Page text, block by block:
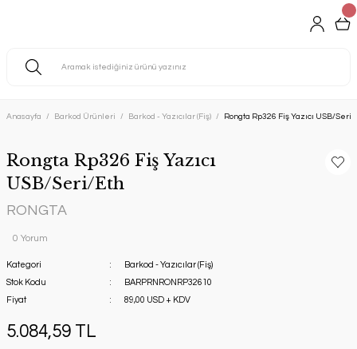
Anasayfa Barkod Ürünleri Barkod - Yazıcılar (Fiş) Rongta Rp326 Fiş Yazıcı USB/Seri/
Rongta Rp326 Fiş Yazıcı
USB/Seri/Eth
RONGTA
0 Yorum
Kategori
Barkod - Yazıcılar (Fiş)
Stok Kodu
BARPRNRONRP32610
Fiyat
89,00 USD + KDV
5.084,59 TL